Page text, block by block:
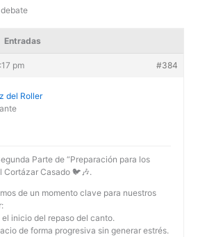
Entradas
pm #384
del Roller
Parte de “Preparación para los
Cortázar Casado 🐦🎶.
de un momento clave para nuestros
el inicio del repaso del canto.
de forma progresiva sin generar estrés.